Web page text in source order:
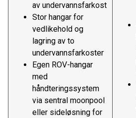
av undervannsfarkost
Stor hangar for
vedlikehold og
lagring av to
undervannsfarkoster
Egen ROV-hangar
med
håndteringssystem
via sentral moonpool
eller sideløsning for